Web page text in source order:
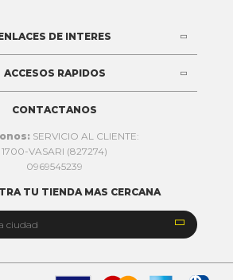
DE INTERES
ACCESOS RAPIDOS
CONTACTANOS
SERVICIO AL CLIENTE:
1700-VASARI (827274)
0969545239
TU TIENDA MAS CERCANA
ciudad 